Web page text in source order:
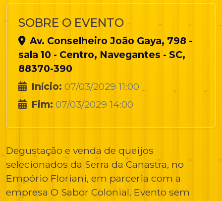
SOBRE O EVENTO
Av. Conselheiro João Gaya, 798 -
sala 10 - Centro, Navegantes - SC,
88370-390
Início: 07/03/2029 11:00
Fim: 07/03/2029 14:00
Degustação e venda de queijos
selecionados da Serra da Canastra, no
Empório Floriani, em parceria com a
empresa O Sabor Colonial. Evento sem